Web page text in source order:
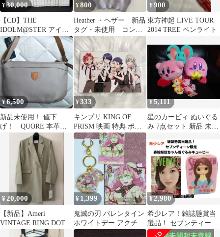
¥30,000
【CD】THE
IDOLM@STER アイド
ルマスター 46枚 まとめ
売り
¥800
Heather ・ヘザー 新品
タグ・未使用 コンパ
クトシシュウニット
¥900
東方神起 LIVE TOUR
2014 TREE ペンライト
¥6,500
新品未使用！ 値下
げ！ QUORE 本革シ
ョルダーバッグ レディ
ースバッグ
¥333
キンプリ KING OF
PRISM 映画 特典 ポス
トカード
¥5,111
星のカービィ ぬいぐる
み 7点セット 新品 未使
¥ 20,000
【新品】Ameri
VINTAGE RING DOT
BUTTON JACKET
¥ 1,399
鬼滅の刃 バレンタイン
ホワイトデー アクチャ
コースター カード 蜜璃
¥2,980
希少レア！雑誌懸賞当
選品！ セブンティーン
限定 森絵梨佳ちゃん着